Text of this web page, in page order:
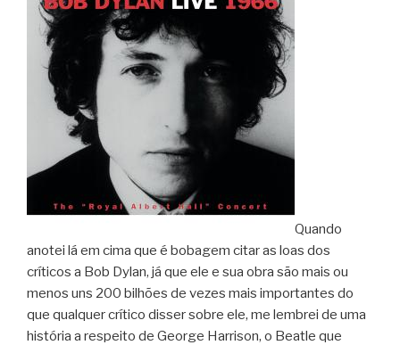
Quando
anotei lá em cima que é bobagem citar as loas dos
críticos a Bob Dylan, já que ele e sua obra são mais ou
menos uns 200 bilhões de vezes mais importantes do
que qualquer crítico disser sobre ele, me lembrei de uma
história a respeito de George Harrison, o Beatle que